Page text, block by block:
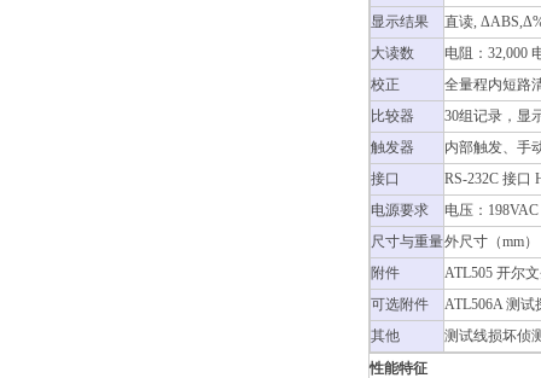
显示结果
直读,
大读数
电阻：32,000
校正
全量程内短路
比较器
30组记录，显
触发器
内部触发、手
接口
RS-232C 接口
电源要求
电压：
尺寸与重量外尺寸（mm
附件
ATL505 开尔
可选附件
ATL506A 测试
其他
测试线损坏侦
性能特征